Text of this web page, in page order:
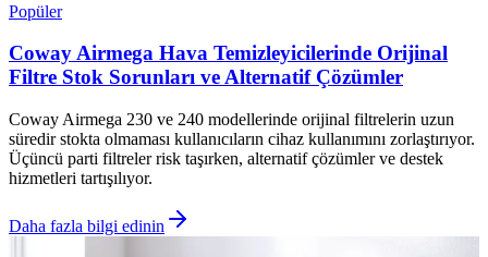
Popüler
Coway Airmega Hava Temizleyicilerinde Orijinal
Filtre Stok Sorunları ve Alternatif Çözümler
Coway Airmega 230 ve 240 modellerinde orijinal filtrelerin uzun
süredir stokta olmaması kullanıcıların cihaz kullanımını zorlaştırıyor.
Üçüncü parti filtreler risk taşırken, alternatif çözümler ve destek
hizmetleri tartışılıyor.
Daha fazla bilgi edinin